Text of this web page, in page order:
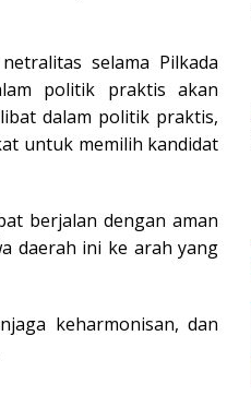
selama Pilkada
politik praktis akan
dalam politik praktis,
untuk memilih kandidat
berjalan dengan aman
daerah ini ke arah yang
keharmonisan, dan